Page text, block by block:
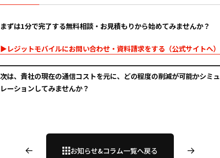
まずは1分で完了する無料相談・お見積もりから始めてみませんか？
▶レジットモバイルにお問い合わせ・資料請求をする（公式サイトへ）
次は、貴社の現在の通信コストを元に、どの程度の削減が可能かシミュ
レーションしてみませんか？
お知らせ&コラム一覧へ戻る